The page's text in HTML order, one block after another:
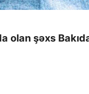
olan şəxs